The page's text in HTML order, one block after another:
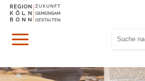
Menü